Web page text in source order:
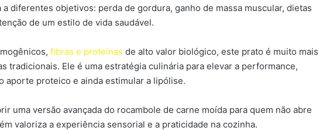
diferentes objetivos: perda de gordura, ganho de massa muscular, dietas
de um estilo de vida saudável.
fibras e proteínas de alto valor biológico, este prato é muito mais
tradicionais. Ele é uma estratégia culinária para elevar a performance,
aporte proteico e ainda estimular a lipólise.
uma versão avançada do rocambole de carne moída para quem não abre
valoriza a experiência sensorial e a praticidade na cozinha.